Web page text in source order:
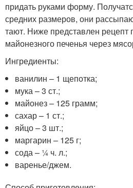
придать руками форму.
средних размеров, они
тают. Ниже представлен рецепт
майонезного печенья через
Ингредиенты:
ванилин – 1 щепотка;
мука – 3 ст.;
майонез – 125 грамм;
сахар – 1 ст.;
яйцо – 3 шт.;
маргарин – 125 г;
сода – ¼ ч. л.;
варенье/джем.